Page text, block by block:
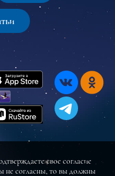
свое согласие
не согласны, то вы должны